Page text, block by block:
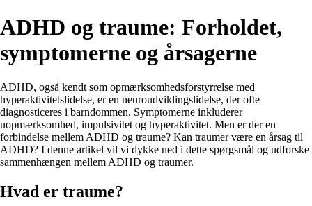
ADHD og traume: Forholdet,
symptomerne og årsagerne
ADHD, også kendt som opmærksomhedsforstyrrelse med
hyperaktivitetslidelse, er en neuroudviklingslidelse, der ofte
diagnosticeres i barndommen. Symptomerne inkluderer
uopmærksomhed, impulsivitet og hyperaktivitet. Men er der en
forbindelse mellem ADHD og traume? Kan traumer være en årsag til
ADHD? I denne artikel vil vi dykke ned i dette spørgsmål og udforske
sammenhængen mellem ADHD og traumer.
Hvad er traume?